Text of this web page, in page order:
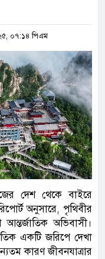
০৭:১৪ পিএম
দেশ থেকে বাইরে
অনুসারে, পৃথিবীর
অভিবাসী।
একটি জরিপে দেখা
কারণ জীবনযাত্রার